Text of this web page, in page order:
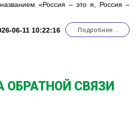
06-11 10:22:16
«Россия – это я, Россия –
Подробнее...
СВЯЗИ